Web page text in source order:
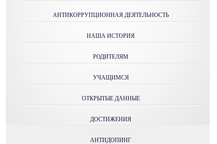
АНТИКОРРУПЦИОННАЯ ДЕЯТЕЛЬНОСТЬ
НАША ИСТОРИЯ
РОДИТЕЛЯМ
УЧАЩИМСЯ
ОТКРЫТЫЕ ДАННЫЕ
ДОСТИЖЕНИЯ
АНТИДОПИНГ